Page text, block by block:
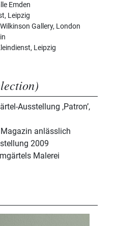
Emden
Leipzig
Gallery, London
Leipzig
Ausstellung ‚Patron’,
Magazin anlässlich
2009
Malerei